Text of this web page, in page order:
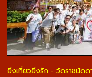
ยิ่งเที่ยวยิ่งรัก - วัดราชนัดด